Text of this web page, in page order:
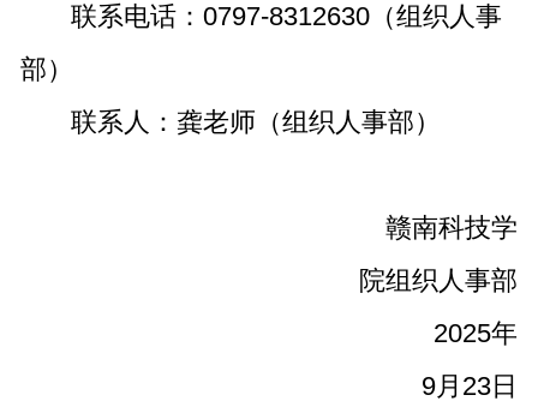
联系电话：0797-8312630（组织人事
部）
联系人：龚老师（组织人事部）
赣南科技学
院组织人事部
2025年
9月23日